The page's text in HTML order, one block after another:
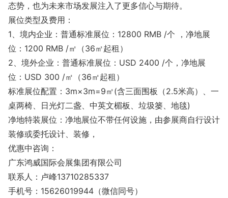
态势，也为未来市场发展注入了更多信心与期待。
展位类型及费用：
1、境内企业：普通标准展位：12800 RMB /个 ，净地展
位：1200 RMB /㎡（36㎡起租）
2、境外企业：普通标准展位：USD 2400 /个，净地展
位：USD 300 /㎡（36㎡起租）
标准展位配置：3m×3m=9㎡(含三面围板（2.5米高）、一
桌两椅、日光灯二盏、中英文楣板、垃圾篓、地毯)
净地特装展位：净地展位不带任何设施，由参展商自行设计
装修或委托设计、装修，
优惠中咨询：
广东鸿威国际会展集团有限公司
联系人：卢峰13710285337
手机号：15626019944（微信同号）